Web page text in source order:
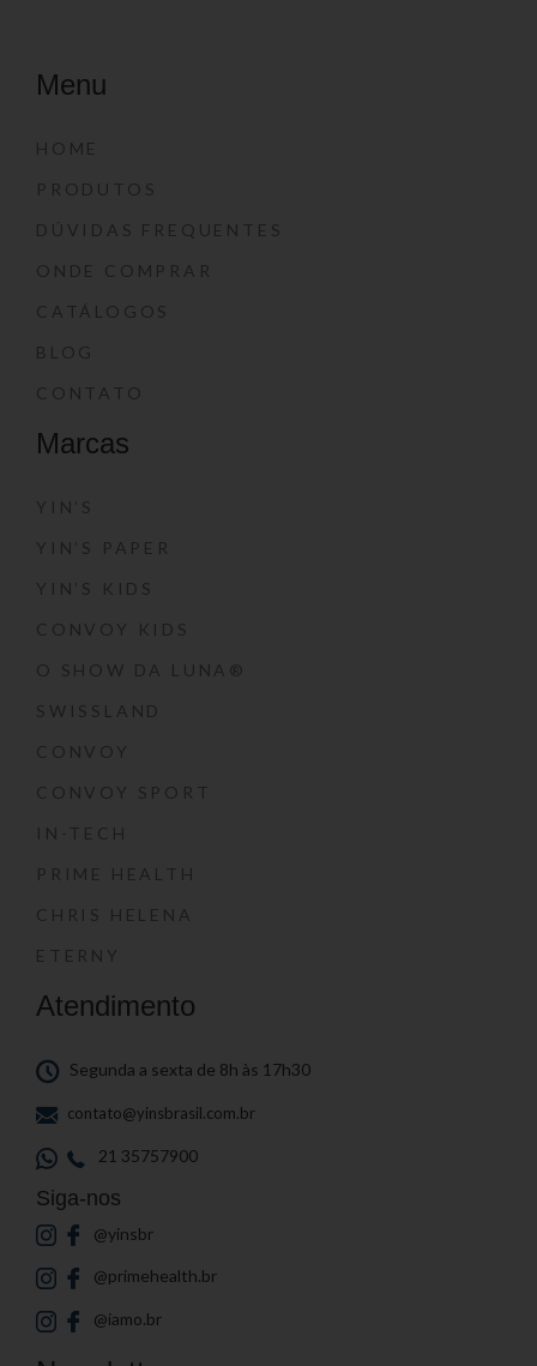
Menu
HOME
PRODUTOS
DÚVIDAS FREQUENTES
ONDE COMPRAR
CATÁLOGOS
BLOG
CONTATO
Marcas
YIN’S
YIN’S PAPER
YIN’S KIDS
CONVOY KIDS
O SHOW DA LUNA®
SWISSLAND
CONVOY
CONVOY SPORT
IN-TECH
PRIME HEALTH
CHRIS HELENA
ETERNY
Atendimento
Segunda a sexta de 8h às 17h30
contato@yinsbrasil.com.br
21 35757900
Siga-nos
@yinsbr
@primehealth.br
@iamo.br